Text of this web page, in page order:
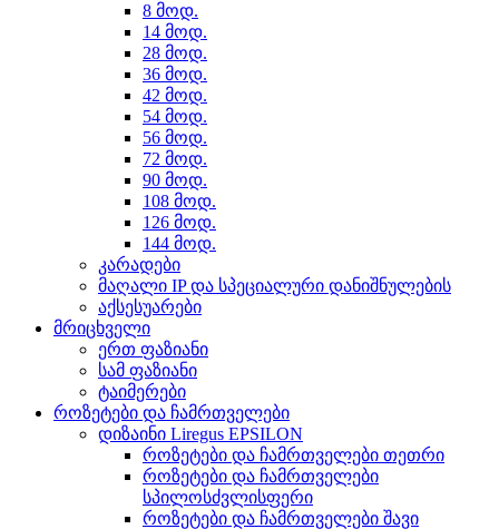
8 მოდ.
14 მოდ.
28 მოდ.
36 მოდ.
42 მოდ.
54 მოდ.
56 მოდ.
72 მოდ.
90 მოდ.
108 მოდ.
126 მოდ.
144 მოდ.
კარადები
მაღალი IP და სპეციალური დანიშნულების
აქსესუარები
მრიცხველი
ერთ ფაზიანი
სამ ფაზიანი
ტაიმერები
როზეტები და ჩამრთველები
დიზაინი Liregus EPSILON
როზეტები და ჩამრთველები თეთრი
როზეტები და ჩამრთველები
სპილოსძვლისფერი
როზეტები და ჩამრთველები შავი